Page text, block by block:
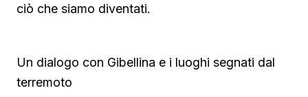
ciò che siamo diventati.
Un dialogo con Gibellina e i luoghi segnati dal
terremoto